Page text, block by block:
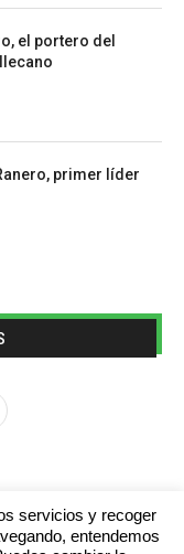
el portero del
primer líder
servicios y recoger
entendemos